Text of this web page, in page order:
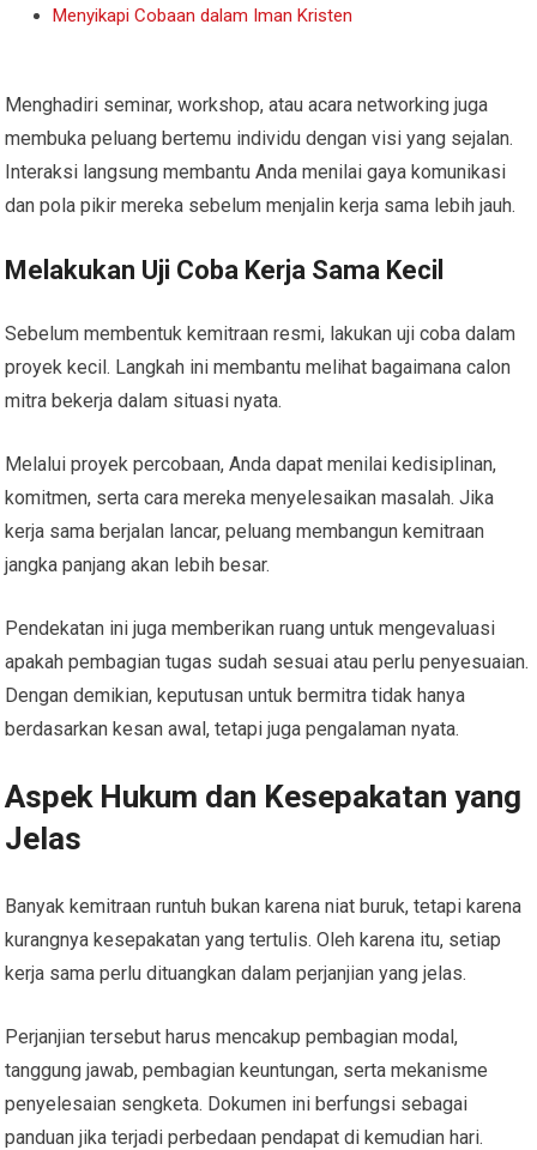
Menyikapi Cobaan dalam Iman Kristen
Menghadiri seminar, workshop, atau acara networking juga
membuka peluang bertemu individu dengan visi yang sejalan.
Interaksi langsung membantu Anda menilai gaya komunikasi
dan pola pikir mereka sebelum menjalin kerja sama lebih jauh.
Melakukan Uji Coba Kerja Sama Kecil
Sebelum membentuk kemitraan resmi, lakukan uji coba dalam
proyek kecil. Langkah ini membantu melihat bagaimana calon
mitra bekerja dalam situasi nyata.
Melalui proyek percobaan, Anda dapat menilai kedisiplinan,
komitmen, serta cara mereka menyelesaikan masalah. Jika
kerja sama berjalan lancar, peluang membangun kemitraan
jangka panjang akan lebih besar.
Pendekatan ini juga memberikan ruang untuk mengevaluasi
apakah pembagian tugas sudah sesuai atau perlu penyesuaian.
Dengan demikian, keputusan untuk bermitra tidak hanya
berdasarkan kesan awal, tetapi juga pengalaman nyata.
Aspek Hukum dan Kesepakatan yang
Jelas
Banyak kemitraan runtuh bukan karena niat buruk, tetapi karena
kurangnya kesepakatan yang tertulis. Oleh karena itu, setiap
kerja sama perlu dituangkan dalam perjanjian yang jelas.
Perjanjian tersebut harus mencakup pembagian modal,
tanggung jawab, pembagian keuntungan, serta mekanisme
penyelesaian sengketa. Dokumen ini berfungsi sebagai
panduan jika terjadi perbedaan pendapat di kemudian hari.